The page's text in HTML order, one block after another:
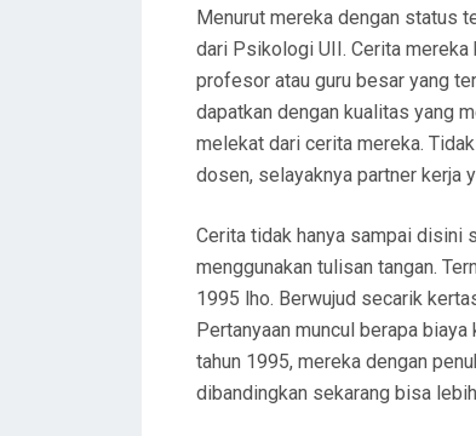
Menurut mereka dengan status
dari Psikologi UII. Cerita
profesor atau guru besar yang
dapatkan dengan kualitas yang
melekat dari cerita mereka.
dosen, selayaknya partner kerja
Cerita tidak hanya sampai disini
menggunakan tulisan tangan.
1995 lho. Berwujud secarik
Pertanyaan muncul berapa
tahun 1995, mereka dengan
dibandingkan sekarang bisa